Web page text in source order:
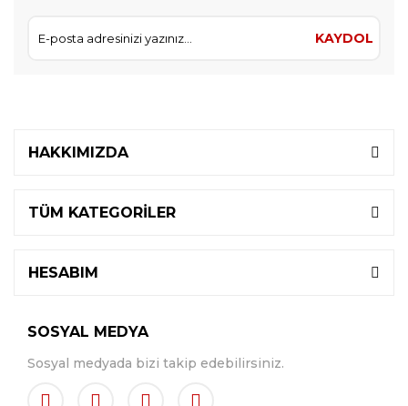
KAYDOL
HAKKIMIZDA
TÜM KATEGORİLER
HESABIM
SOSYAL MEDYA
Sosyal medyada bizi takip edebilirsiniz.